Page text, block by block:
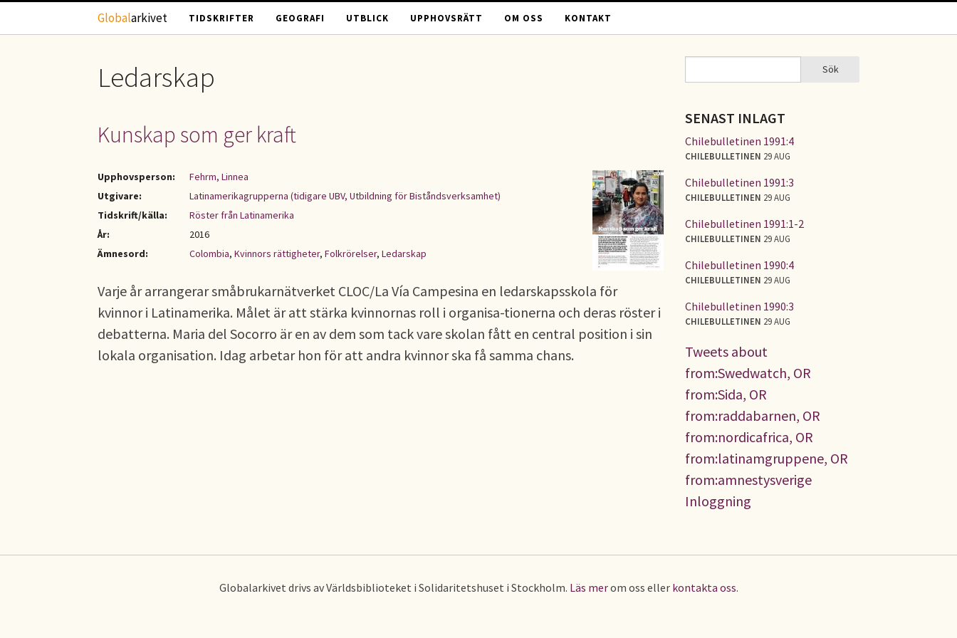
Hoppa till huvudinnehåll
Globalarkivet TIDSKRIFTER GEOGRAFI UTBLICK UPPHOVSRÄTT OM OSS KONTAKT
Ledarskap
Kunskap som ger kraft
Upphovsperson:
Fehrm, Linnea
Utgivare:
Latinamerikagrupperna (tidigare UBV, Utbildning för Biståndsverksamhet)
Tidskrift/källa:
Röster från Latinamerika
År:
2016
Ämnesord:
Colombia, Kvinnors rättigheter, Folkrörelser, Ledarskap
Varje år arrangerar småbrukarnätverket CLOC/La Vía Campesina en ledarskapsskola för
kvinnor i Latinamerika. Målet är att stärka kvinnornas roll i organisa-tionerna och deras röster i
debatterna. Maria del Socorro är en av dem som tack vare skolan fått en central position i sin
lokala organisation. Idag arbetar hon för att andra kvinnor ska få samma chans.
SÖKFORMULÄR Sök
SENAST INLAGT
Chilebulletinen 1991:4
CHILEBULLETINEN 29 AUG
Chilebulletinen 1991:3
CHILEBULLETINEN 29 AUG
Chilebulletinen 1991:1-2
CHILEBULLETINEN 29 AUG
Chilebulletinen 1990:4
CHILEBULLETINEN 29 AUG
Chilebulletinen 1990:3
CHILEBULLETINEN 29 AUG
Tweets about
from:Swedwatch, OR
from:Sida, OR
from:raddabarnen, OR
from:nordicafrica, OR
from:latinamgruppene, OR
from:amnestysverige
Inloggning
Globalarkivet drivs av Världsbiblioteket i Solidaritetshuset i Stockholm. Läs merom oss eller kontakta oss.